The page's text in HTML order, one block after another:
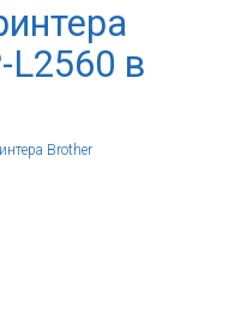
L2560 в
Brother